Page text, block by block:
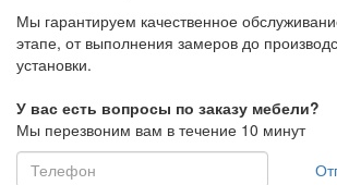
Мы гарантируем качественное
этапе, от выполнения замеров до
установки.
У вас есть вопросы по заказу мебели?
Мы перезвоним вам в течение 10 минут